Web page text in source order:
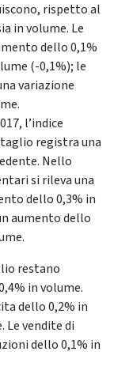
rispetto al
in volume. Le
dello 0,1%
(-0,1%); le
variazione
l’indice
registra una
Nello
si rileva una
dello 0,3% in
aumento dello
restano
in volume.
dello 0,2% in
Le vendite di
dello 0,1% in